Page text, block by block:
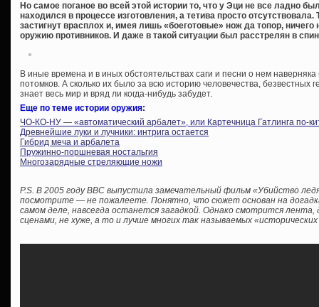
Но самое поганое во всей этой истории то, что у Эци не все ладно
находился в процессе изготовления, а тетива просто
застигнут врасплох и, имея лишь «боеготовые» нож да топор,
оружию противников. И даже в такой ситуации был расстрелян в
В иные времена и в иных обстоятельствах саги и песни о нем
потомков. А сколько их было за всю историю человечества, безвестных
знает весь мир и вряд ли когда-нибудь забудет.
Еще по теме истории оружия:
ЧО-КО-НУ — «автоматический арбалет», или Картечница Гатлинга по-
Древнейшие луки и лучники: интрига остается
Гибрид меча и арбалета
Пружинно-поршневая ностальгия
Многозарядные стреляющие ножи
P.S. В 2005 году BBC выпустила замечательный фильм «Убийство
посмотрите — не пожалеете. Понятно, что сюжет основан на
самом деле, навсегда останется загадкой. Однако смотрится
сценами, не хуже, а то и лучше многих так называемых «исторических